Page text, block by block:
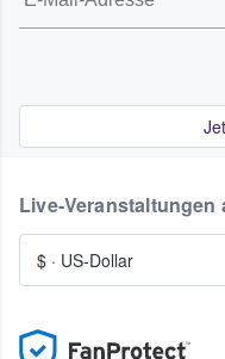
Live-Veranstaltungen
$ · US-Dollar